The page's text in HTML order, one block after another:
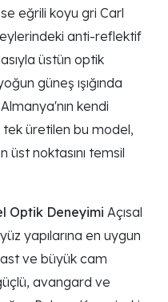
eğrili koyu gri Carl
anti-reflektif
üstün optik
güneş ışığında
kendi
üretilen bu model,
üst noktasını temsil
Optik Deneyimi Açısal
yapılarına en uygun
ve büyük cam
avangard ve